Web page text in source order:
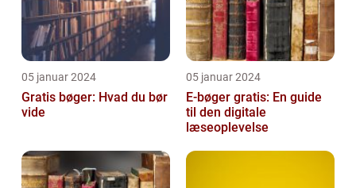
05 januar 2024
Gratis bøger: Hvad du bør
vide
05 januar 2024
E-bøger gratis: En guide
til den digitale
læseoplevelse